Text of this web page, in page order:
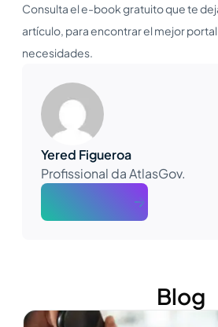
Consulta el e-book gratuito que te
artículo, para encontrar el mejor
necesidades.
Yered Figueroa
Profissional da AtlasGov.
Blog
Ver más